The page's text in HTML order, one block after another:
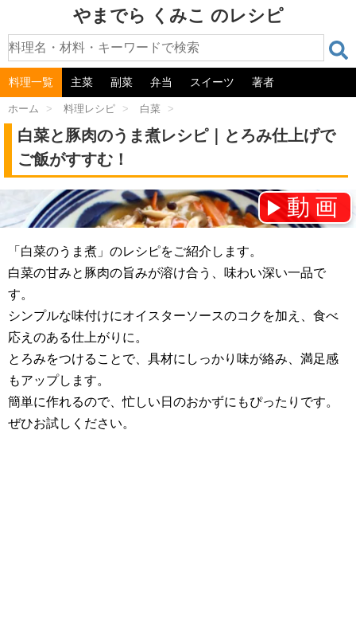
やまでら くみこ のレシピ
料理一覧 主菜 副菜 弁当 スイーツ 著者
ホーム > 料理レシピ > 白菜 >
白菜と豚肉のうま煮レシピ｜とろみ仕上げで
ご飯がすすむ！
動画
チャンネル登録をお願いします！⇒
「白菜のうま煮」のレシピをご紹介します。
白菜の甘みと豚肉の旨みが溶け合う、味わい深い一品で
す。
シンプルな味付けにオイスターソースのコクを加え、食べ
応えのある仕上がりに。
とろみをつけることで、具材にしっかり味が絡み、満足感
もアップします。
簡単に作れるので、忙しい日のおかずにもぴったりです。
ぜひお試しください。